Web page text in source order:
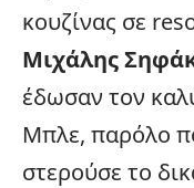
κουζίνας σε
Μιχάλης
έδωσαν τον
Μπλε, παρόλο
στερούσε το